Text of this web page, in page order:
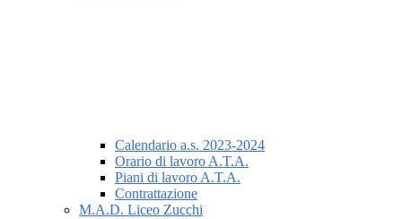
Calendario a.s. 2023-2024
Orario di lavoro A.T.A.
Piani di lavoro A.T.A.
Contrattazione
M.A.D. Liceo Zucchi